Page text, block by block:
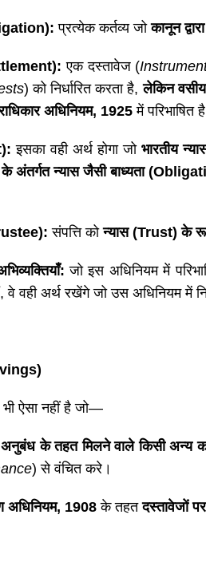
प्रत्येक कर्तव्य जोकानून
एक दस्तावेज (
) को निर्धारित करता है,लेकिन
अधिनियम, 1925 में परिभाषित
इसका वही अर्थ होगा जो भारतीय
अंतर्गत न्यास जैसी बाध्यता
संपत्ति कोन्यास (Trust) के रूप
जो इस अधिनियम में
वे वही अर्थ रखेंगे जो उस अधिनियम में
ऐसा नहीं है जो—
अनुबंध के तहत मिलने वाले किसी अन्य
) से वंचित करे।
अधिनियम, 1908 के तहतदस्तावेजों